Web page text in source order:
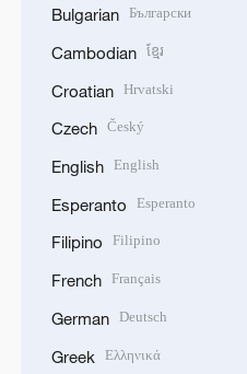
Bulgarian Български
Cambodian ខ្មែរ
Croatian Hrvatski
Czech Český
English English
Esperanto Esperanto
Filipino Filipino
French Français
German Deutsch
Greek Ελληνικά